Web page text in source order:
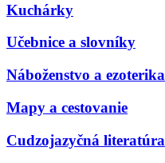
Kuchárky
Učebnice a slovníky
Náboženstvo a ezoterika
Mapy a cestovanie
Cudzojazyčná literatúra